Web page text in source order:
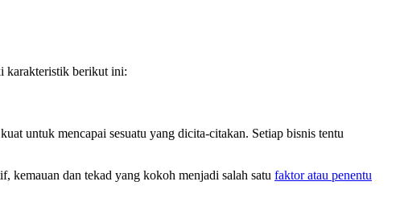
karakteristik berikut ini:
untuk mencapai sesuatu yang dicita-citakan. Setiap bisnis tentu
kemauan dan tekad yang kokoh menjadi salah satu faktor atau penentu